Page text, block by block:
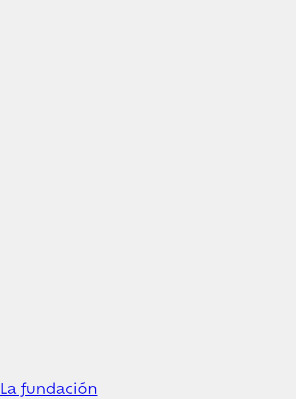
La fundación